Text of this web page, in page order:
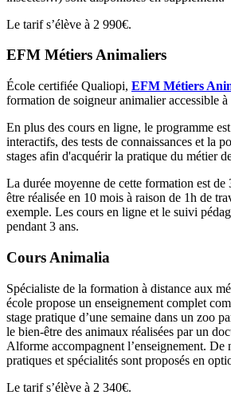
Le tarif s’élève à 2 990€.
EFM Métiers Animaliers
École certifiée Qualiopi, EFM Métiers
formation de soigneur animalier accessible à
En plus des cours en ligne, le programme
interactifs, des tests de connaissances et la
stages afin d'acquérir la pratique du métier
La durée moyenne de cette formation est de
être réalisée en 10 mois à raison de 1h de
exemple. Les cours en ligne et le suivi
pendant 3 ans.
Cours Animalia
Spécialiste de la formation à distance aux
école propose un enseignement complet
stage pratique d’une semaine dans un zoo
le bien-être des animaux réalisées par un
Alforme accompagnent l’enseignement. De
pratiques et spécialités sont proposés en
Le tarif s’élève à 2 340€.